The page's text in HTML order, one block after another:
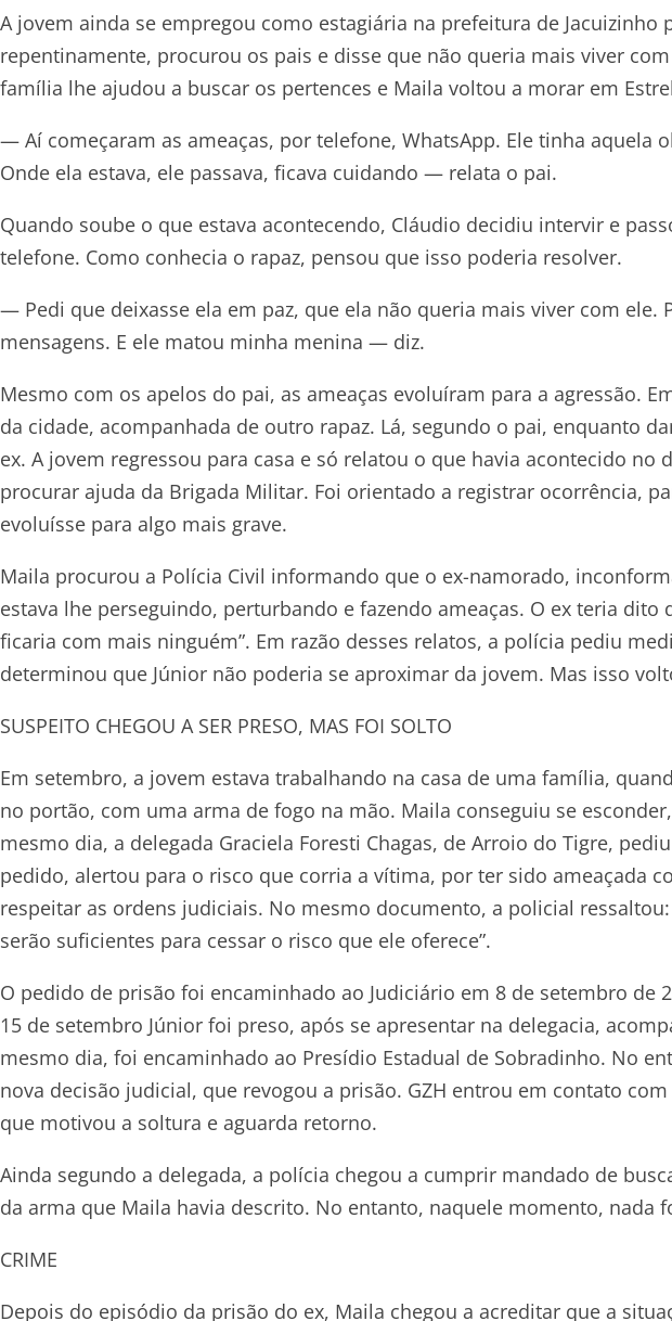
A jovem ainda se empregou como estagiária na prefeitura de Jacuizinho
repentinamente, procurou os pais e disse que não queria mais viver
família lhe ajudou a buscar os pertences e Maila voltou a morar em
— Aí começaram as ameaças, por telefone, WhatsApp. Ele tinha aquela
Onde ela estava, ele passava, ficava cuidando — relata o pai.
Quando soube o que estava acontecendo, Cláudio decidiu intervir e
telefone. Como conhecia o rapaz, pensou que isso poderia resolver.
— Pedi que deixasse ela em paz, que ela não queria mais viver com ele.
mensagens. E ele matou minha menina — diz.
Mesmo com os apelos do pai, as ameaças evoluíram para a agressão.
da cidade, acompanhada de outro rapaz. Lá, segundo o pai, enquanto
ex. A jovem regressou para casa e só relatou o que havia acontecido no
procurar ajuda da Brigada Militar. Foi orientado a registrar ocorrência,
evoluísse para algo mais grave.
Maila procurou a Polícia Civil informando que o ex-namorado,
estava lhe perseguindo, perturbando e fazendo ameaças. O ex teria dito
ficaria com mais ninguém”. Em razão desses relatos, a polícia pediu
determinou que Júnior não poderia se aproximar da jovem. Mas isso
SUSPEITO CHEGOU A SER PRESO, MAS FOI SOLTO
Em setembro, a jovem estava trabalhando na casa de uma família,
no portão, com uma arma de fogo na mão. Maila conseguiu se
mesmo dia, a delegada Graciela Foresti Chagas, de Arroio do Tigre,
pedido, alertou para o risco que corria a vítima, por ter sido ameaçada
respeitar as ordens judiciais. No mesmo documento, a policial
serão suficientes para cessar o risco que ele oferece”.
O pedido de prisão foi encaminhado ao Judiciário em 8 de setembro de
15 de setembro Júnior foi preso, após se apresentar na delegacia,
mesmo dia, foi encaminhado ao Presídio Estadual de Sobradinho. No
nova decisão judicial, que revogou a prisão. GZH entrou em contato
que motivou a soltura e aguarda retorno.
Ainda segundo a delegada, a polícia chegou a cumprir mandado de
da arma que Maila havia descrito. No entanto, naquele momento, nada
CRIME
Depois do episódio da prisão do ex, Maila chegou a acreditar que a